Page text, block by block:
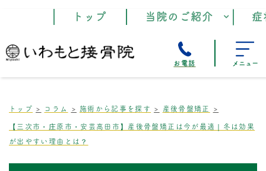
トップ 当院のご紹介
お電話 メニュー
トップ コラム 施術から記事を探す
産後骨盤矯正
【三次市・庄原市・安芸高田市】産後骨盤矯正は今が最適｜冬は効果
が出やすい理由とは？